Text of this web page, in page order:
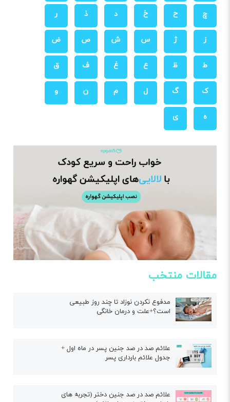
چ ح خ د ذ ر
ز ژ س ش ص ض
ط ظ ع غ ف ق
ک گ ل م ن و
ه ی
مقالات منتخب
مدفوع نکردن نوزاد تا چند روز طبیعی
است؟+علت و درمان خانگی
علائم صد در صد جنین پسر در ماه اول +
جدول علائم بارداری پسر
علائم صد در صد جنین دختر (تجربه های